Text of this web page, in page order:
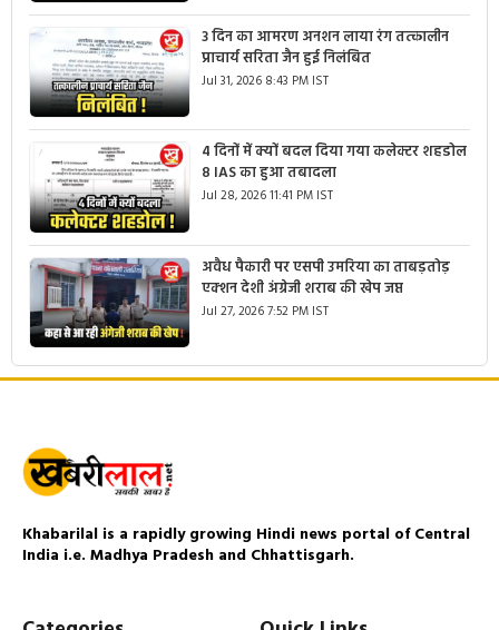
3 दिन का आमरण अनशन लाया रंग तत्कालीन
प्राचार्य सरिता जैन हुई निलंबित
Jul 31, 2026 8:43 PM IST
4 दिनों में क्यों बदल दिया गया कलेक्टर शहडोल
8 IAS का हुआ तबादला
Jul 28, 2026 11:41 PM IST
अवैध पैकारी पर एसपी उमरिया का ताबड़तोड़
एक्शन देशी अंग्रेजी शराब की खेप जप्त
Jul 27, 2026 7:52 PM IST
Khabarilal is a rapidly growing Hindi news portal of Central
India i.e. Madhya Pradesh and Chhattisgarh.